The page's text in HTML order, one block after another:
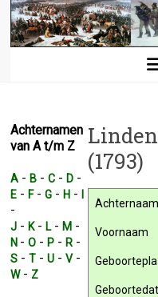
(1793)
Achternaam
Voornaam
Achternamen
van A t/m Z
A -B -C -D -
E -F-G -H -
-
J -K-L-M -
N -O -P -R -
S -T -U -V-
W- Z